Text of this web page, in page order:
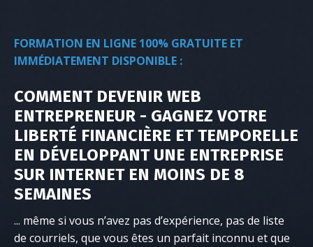
FORMATION EN LIGNE 100% GRATUITE ET
IMMÉDIATEMENT DISPONIBLE :
COMMENT DEVENIR WEB
ENTREPRENEUR - GAGNEZ VOTRE
LIBERTÉ FINANCIÈRE ET TEMPORELLE
EN DÉVELOPPANT UNE ENTREPRISE
SUR INTERNET EN MOINS DE 8
SEMAINES
​​​​​​​... même si vous n’avez pas d’expérience, pas de liste
de courriels, que vous êtes un parfait inconnu et que